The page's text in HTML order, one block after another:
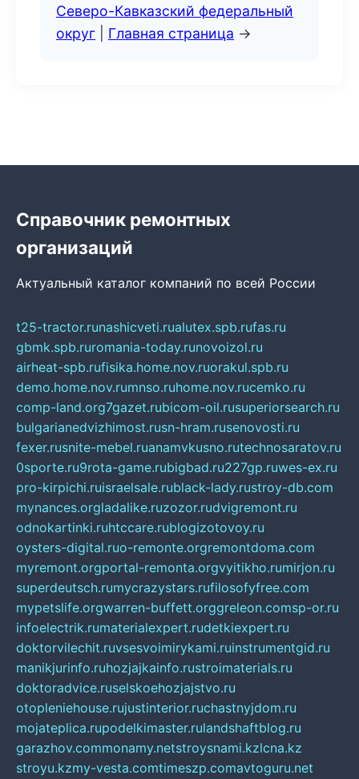
Северо-Кавказский федеральный
округ
Главная страница →
Справочник ремонтных
организаций
Актуальный каталог компаний по всей России
t25-tractor.runashicveti.rualutex.spb.rufas.ru
gbmk.spb.ruromania-today.runovoizol.ru
airheat-spb.rufisika.home.nov.ruorakul.spb.ru
demo.home.nov.rumnso.ruhome.nov.rucemko.ru
comp-land.org7gazet.rubicom-oil.rusuperiorsearch.ru
bulgarianedvizhimost.rusn-hram.rusenovosti.ru
fexer.rusnite-mebel.ruanamvkusno.rutechnosaratov.ru
0sporte.ru9rota-game.rubigbad.ru227gp.ruwes-ex.ru
pro-kirpichi.ruisraelsale.rublack-lady.rustroy-db.com
mynances.orgladalike.ruzozor.rudvigremont.ru
odnokartinki.ruhtccare.rublogizotovoy.ru
oysters-digital.ruo-remonte.orgremontdoma.com
myremont.orgportal-remonta.orgvyitikho.rumirjon.ru
superdeutsch.rumycrazystars.rufilosofyfree.com
mypetslife.orgwarren-buffett.orggreleon.comsp-or.ru
infoelectrik.rumaterialexpert.rudetkiexpert.ru
doktorvilechit.ruvsesvoimirykami.ruinstrumentgid.ru
manikjurinfo.ruhozjajkainfo.rustroimaterials.ru
doktoradvice.ruselskoehozjajstvo.ru
otopleniehouse.rujustinterior.ruchastnyjdom.ru
mojateplica.rupodelkimaster.rulandshaftblog.ru
garazhov.commonamy.netstroysnami.kzlcna.kz
stroyu.kzmy-vesta.comtimeszp.comavtoguru.net